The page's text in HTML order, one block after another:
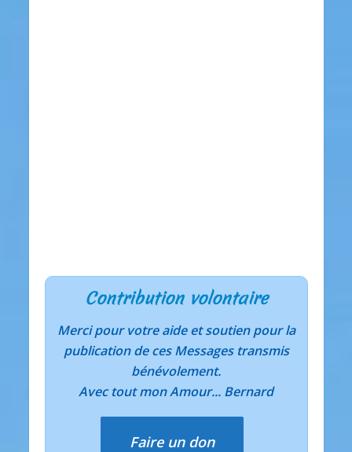
Contribution volontaire
Merci pour votre aide et soutien pour la
publication de ces Messages transmis
bénévolement.
Avec tout mon Amour... Bernard
Faire un don